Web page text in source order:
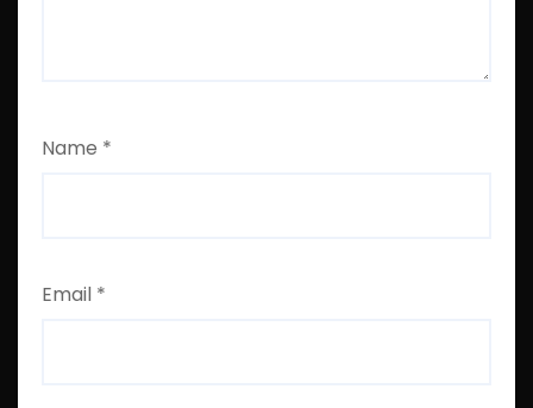
Name *
Email *